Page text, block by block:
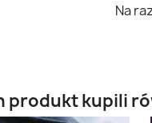
Na
produkt kupili